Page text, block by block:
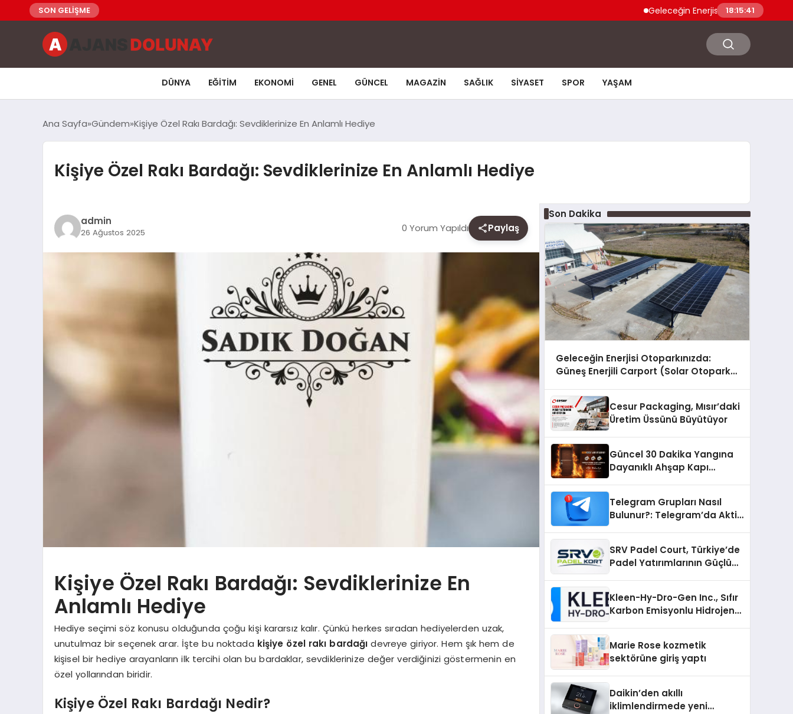
SON GELİŞME Geleceğin Enerjisi Otoparkınızda:
18:15:42
DÜNYA EĞITIM EKONOMI GENEL GÜNCEL MAGAZIN SAĞLIK SIYASET SPOR YAŞAM
Ana Sayfa Gündem Kişiye Özel Rakı Bardağı: Sevdiklerinize En Anlamlı Hediye
Kişiye Özel Rakı Bardağı: Sevdiklerinize En Anlamlı Hediye
admin
26 Ağustos 2025 0 Yorum Yapıldı Paylaş
Kişiye Özel Rakı Bardağı: Sevdiklerinize En
Anlamlı Hediye
Hediye seçimi söz konusu olduğunda çoğu kişi kararsız kalır. Çünkü herkes sıradan hediyelerden uzak,
unutulmaz bir seçenek arar. İşte bu noktada kişiye özel rakı bardağı devreye giriyor. Hem şık hem de
kişisel bir hediye arayanların ilk tercihi olan bu bardaklar, sevdiklerinize değer verdiğinizi göstermenin en
özel yollarından biridir.
Kişiye Özel Rakı Bardağı Nedir?
Son Dakika
Geleceğin Enerjisi Otoparkınızda:
Güneş Enerjili Carport (Solar Otopark)
Cesur Packaging, Mısır’daki
Üretim Üssünü Büyütüyor
Güncel 30 Dakika Yangına
Dayanıklı Ahşap Kapı
Telegram Grupları Nasıl
Bulunur?: Telegram’da Aktif
SRV Padel Court, Türkiye’de
Padel Yatırımlarının Güçlü
Kleen-Hy-Dro-Gen Inc., Sıfır
Karbon Emisyonlu Hidrojen
Aldı
Marie Rose kozmetik
sektörüne giriş yaptı
Daikin’den akıllı
iklimlendirmede yeni